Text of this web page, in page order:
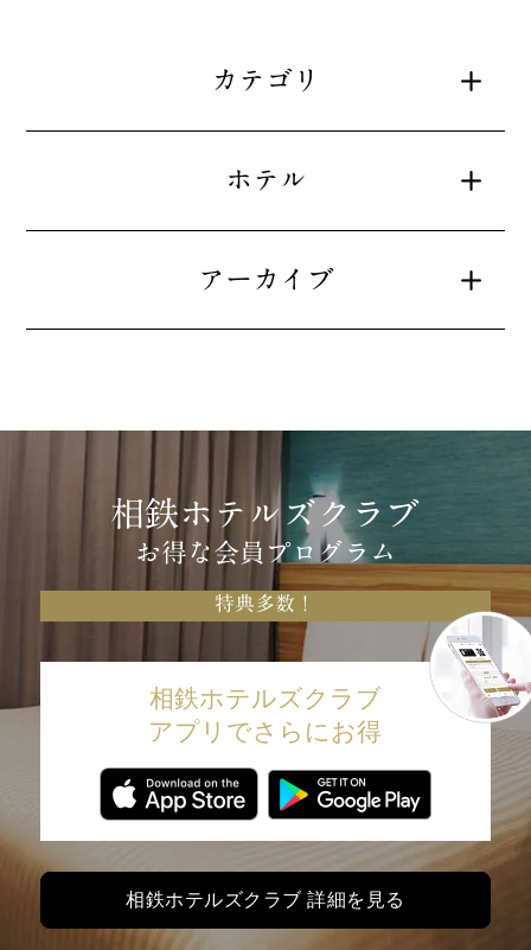
カテゴリ
ホテル
アーカイブ
相鉄ホテルズクラブ
お得な会員プログラム
特典多数！
相鉄ホテルズクラブ
アプリでさらにお得
相鉄ホテルズクラブ 詳細を見る